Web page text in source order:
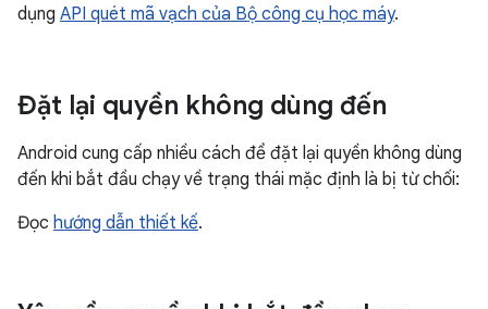
dụng API quét mã vạch của Bộ công cụ học máy.
Đặt lại quyền không dùng đến
Android cung cấp nhiều cách để đặt lại quyền không dùng
đến khi bắt đầu chạy về trạng thái mặc định là bị từ chối:
Đọc hướng dẫn thiết kế.